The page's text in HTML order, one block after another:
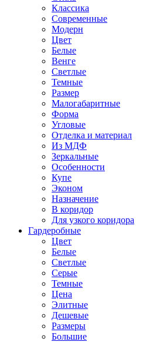
Классика
Современные
Модерн
Цвет
Белые
Венге
Светлые
Темные
Размер
Малогабаритные
Форма
Угловые
Отделка и материал
Из МДФ
Зеркальные
Особенности
Купе
Эконом
Назначение
В коридор
Для узкого коридора
Гардеробные
Цвет
Белые
Светлые
Серые
Темные
Цена
Элитные
Дешевые
Размеры
Большие